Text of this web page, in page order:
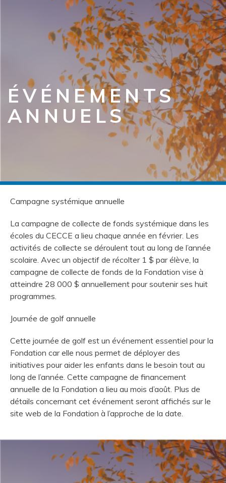
ÉVÉNEMENTS
ANNUELS
Campagne systémique annuelle
La campagne de collecte de fonds systémique dans les
écoles du CECCE a lieu chaque année en février. Les
activités de collecte se déroulent tout au long de l’année
scolaire. Avec un objectif de récolter 1 $ par élève, la
campagne de collecte de fonds de la Fondation vise à
atteindre 28 000 $ annuellement pour soutenir ses huit
programmes.
Journée de golf annuelle
Cette journée de golf est un événement essentiel pour la
Fondation car elle nous permet de déployer des
initiatives pour aider les enfants dans le besoin tout au
long de l’année. Cette campagne de financement
annuelle de la Fondation a lieu au mois d’août. Plus de
détails concernant cet événement seront affichés sur le
site web de la Fondation à l’approche de la date.